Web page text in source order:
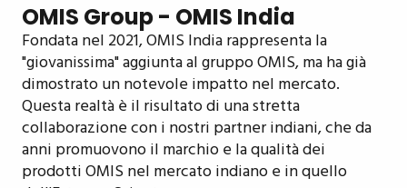
OMIS Group - OMIS India
Fondata nel 2021, OMIS India rappresenta la
"giovanissima" aggiunta al gruppo OMIS, ma ha già
dimostrato un notevole impatto nel mercato.
Questa realtà è il risultato di una stretta
collaborazione con i nostri partner indiani, che da
anni promuovono il marchio e la qualità dei
prodotti OMIS nel mercato indiano e in quello